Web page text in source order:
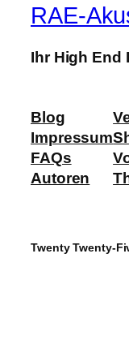
RAE-
Ihr High End
Blog
Impressum
FAQs
Autoren
Twenty Twenty-